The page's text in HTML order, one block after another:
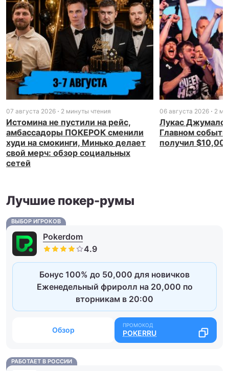
07 августа 2026 2 минуты чтения
Истомина не пустили на рейс,
амбассадоры ПОКЕРОК сменили
худи на смокинги, Минько делает
свой мерч: обзор социальных
сетей
06 августа 2026 2
Лукас
Главном
получил
Лучшие покер-румы
ВЫБОР ИГРОКОВ
Pokerdom
Бонус 100% до 50,000 для новичков
Еженедельный фриролл на 20,000 по
вторникам в 20:00
Обзор POKERRU
РАБОТАЕТ В РОССИИ